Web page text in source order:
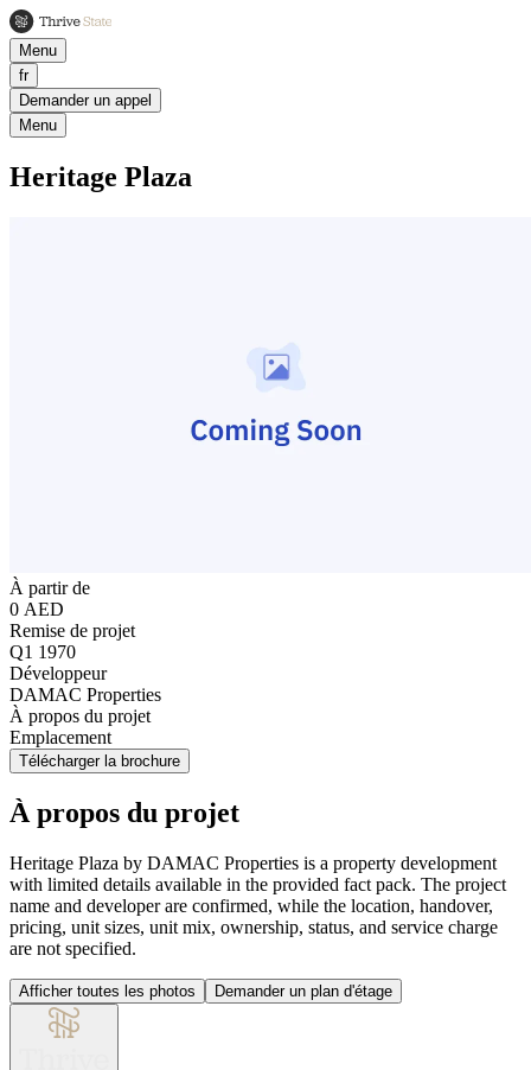
Menu
fr
Demander un appel
Menu
Heritage Plaza
À partir de
0 AED
Remise de projet
Q1 1970
Développeur
DAMAC Properties
À propos du projet
Emplacement
Télécharger la brochure
À propos du projet
Heritage Plaza by DAMAC Properties is a property development
with limited details available in the provided fact pack. The project
name and developer are confirmed, while the location, handover,
pricing, unit sizes, unit mix, ownership, status, and service charge
are not specified.
Afficher toutes les photos Demander un plan d'étage